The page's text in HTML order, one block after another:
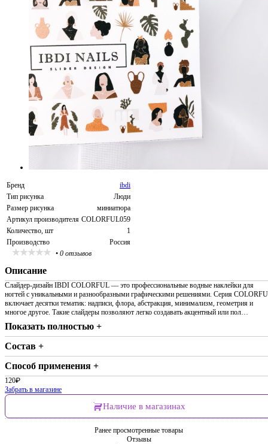
Бренд
ibdi
Тип рисунка
Люди
Размер рисунка
миниатюра
Артикул производителя COLORFUL059
Количество, шт
1
Производство
Россия
• 0 отзывов
Описание
Слайдер-дизайн IBDI COLORFUL — это профессиональные водные наклейки для
ногтей с уникальными и разнообразными графическими решениями. Серия
включает десятки тематик: надписи, флора, абстракция, минимализм, геометрия и
многое другое. Такие слайдеры позволяют легко создавать акцентный или пол…
Показать полностью +
Состав +
Способ применения +
120₽
Забрать в магазине
Наличие в магазинах
Ранее просмотренные товары
Отзывы